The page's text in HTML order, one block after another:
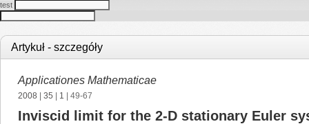
test
Artykuł - szczegóły
Applicationes Mathematicae
2008 35 1 | 49-67
Inviscid limit for the 2-D stationary Euler